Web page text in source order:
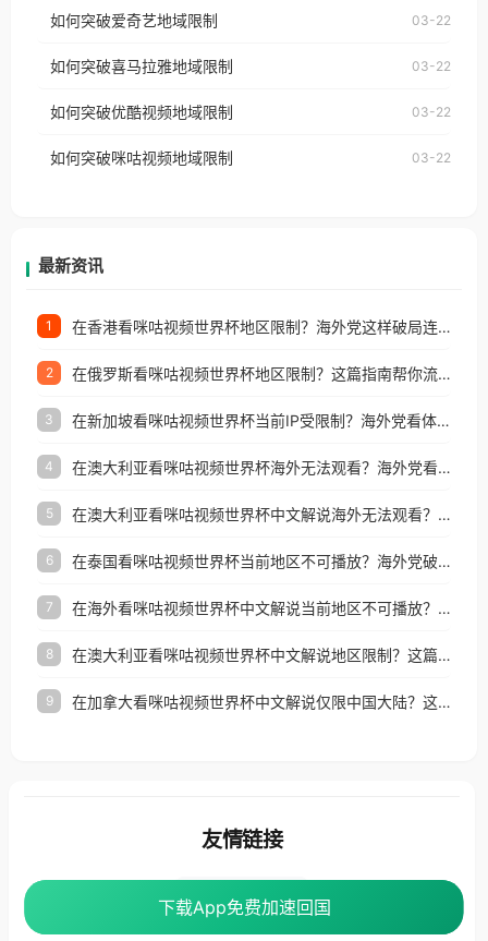
使用番茄回国加速器，即可解决「海外用户收听腾讯
台湾、美国、加拿大、澳大利亚、欧洲等国家和地区
权限制所困扰。
播放”的提示语。 海外用户如香港、澳门、台湾、美
国、加拿大、澳大利亚、欧洲等国家和地区时，网易
制问题，且仅能在中国大陆地区播放。 遇到这个问题
户收听网易云音乐地区版权限制」的问题，无论人在
如何突破爱奇艺地域限制 03-22
如何突破喜马拉雅地域限制 03-22
如何突破优酷视频地域限制 03-22
如何突破咪咕视频地域限制 03-22
最新资讯
1 在香港看咪咕视频世界杯地区限制？海外党这样破局连看7天不卡顿！
2 在俄罗斯看咪咕视频世界杯地区限制？这篇指南帮你流畅看中文解说赛事
3 在新加坡看咪咕视频世界杯当前IP受限制？海外党看体育赛事的终极破局指南
4 在澳大利亚看咪咕视频世界杯海外无法观看？海外党看国内体育直播的终极解法
5 在澳大利亚看咪咕视频世界杯中文解说海外无法观看？这篇指南帮你搞定所有体育直播难题
6 在泰国看咪咕视频世界杯当前地区不可播放？海外党破局看中文解说赛事指南
7 在海外看咪咕视频世界杯中文解说当前地区不可播放？这篇指南帮你搞定所有体育赛事直播难题
8 在澳大利亚看咪咕视频世界杯中文解说地区限制？这篇指南帮你搞定海外观赛难题
9 在加拿大看咪咕视频世界杯中文解说仅限中国大陆？这篇指南帮你轻松解锁中文解说和赛事直播
下载App免费加速回国
下载App免费加速回国
友情链接